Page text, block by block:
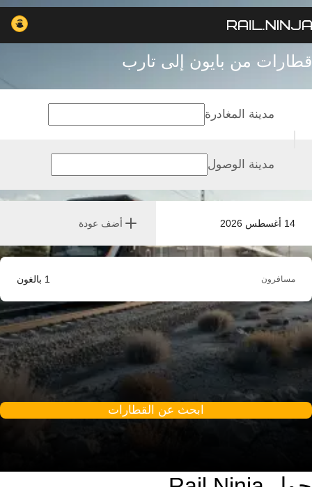
قطارات من بايون إلى تارب
14 أغسطس 2026 أضف عودة
مدينة المغادرة
مدينة الوصول
مسافرون 1 بالغون
ابحث عن القطارات